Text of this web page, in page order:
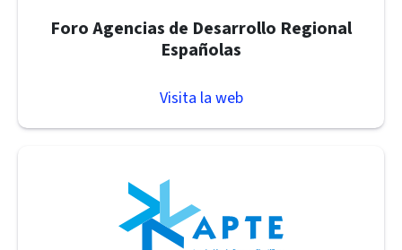
Foro Agencias de Desarrollo Regional
Españolas
Visita la web